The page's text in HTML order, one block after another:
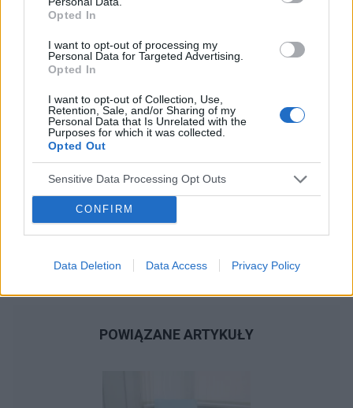
Opted In
I want to opt-out of processing my
Personal Data for Targeted Advertising.
Opted In
I want to opt-out of Collection, Use,
Retention, Sale, and/or Sharing of my
Personal Data that Is Unrelated with the
Purposes for which it was collected.
Opted Out
Sensitive Data Processing Opt Outs
CONFIRM
Data Deletion Data Access Privacy Policy
POWIĄZANE ARTYKUŁY